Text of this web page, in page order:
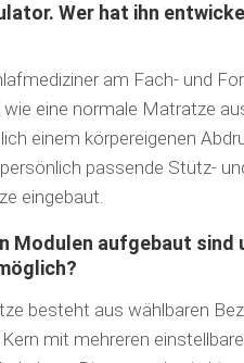
Wer hat ihn
am Fach- und
eine normale Matratze
einem körpereigenen
passende Stütz-
eingebaut.
Modulen aufgebaut sind
besteht aus wählbaren
mit mehreren